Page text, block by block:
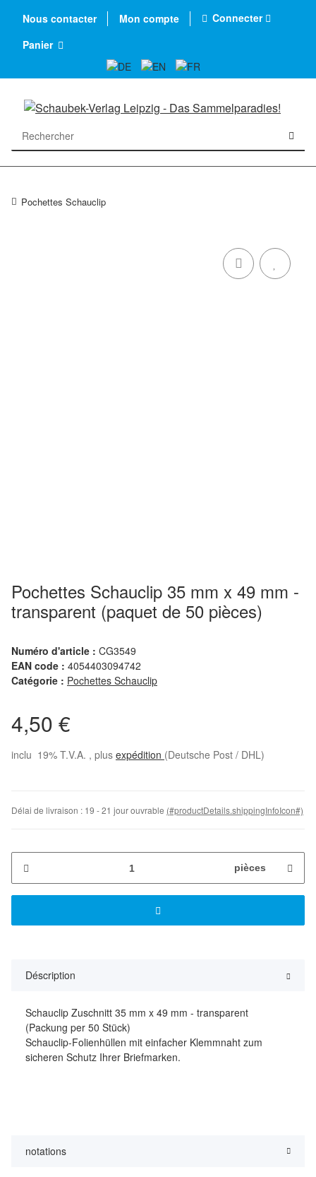
Nous contacter Mon compte
Connecter
Panier
Pochettes Schauclip
Pochettes Schauclip 35 mm x 49 mm -
transparent (paquet de 50 pièces)
Numéro d'article : CG3549
EAN code : 4054403094742
Catégorie : Pochettes Schauclip
4,50 €
inclu 19% T.V.A. , plus expédition (Deutsche Post / DHL)
Délai de livraison : 19 - 21 jour ouvrable (#productDetails.shippingInfoIcon#)
pièces
Déscription
Schauclip Zuschnitt 35 mm x 49 mm - transparent
(Packung per 50 Stück)
Schauclip-Folienhüllen mit einfacher Klemmnaht zum
sicheren Schutz Ihrer Briefmarken.
notations